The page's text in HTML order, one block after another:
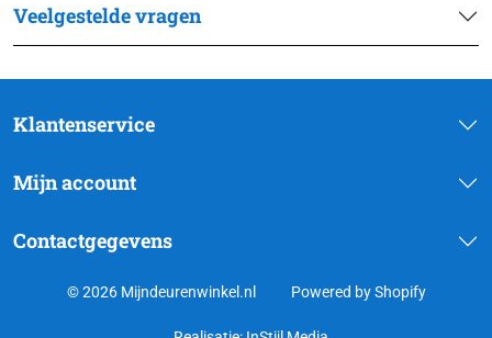
Veelgestelde vragen
Klantenservice
Mijn account
Contactgegevens
© 2026 Mijndeurenwinkel.nl Powered by Shopify